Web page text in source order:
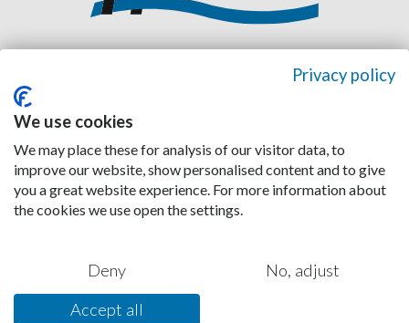
Havenwerk Zeeland
Engelandweg 33
4389 PC Ritthem
0118 490933
info@havenwerk.nl
Havenwerk Rotterdam
Waalstraat 26
3087 BP Rotterdam
Privacy policy
We use cookies
We may place these for analysis of our visitor data, to
improve our website, show personalised content and to give
you a great website experience. For more information about
the cookies we use open the settings.
Deny
No, adjust
Accept all